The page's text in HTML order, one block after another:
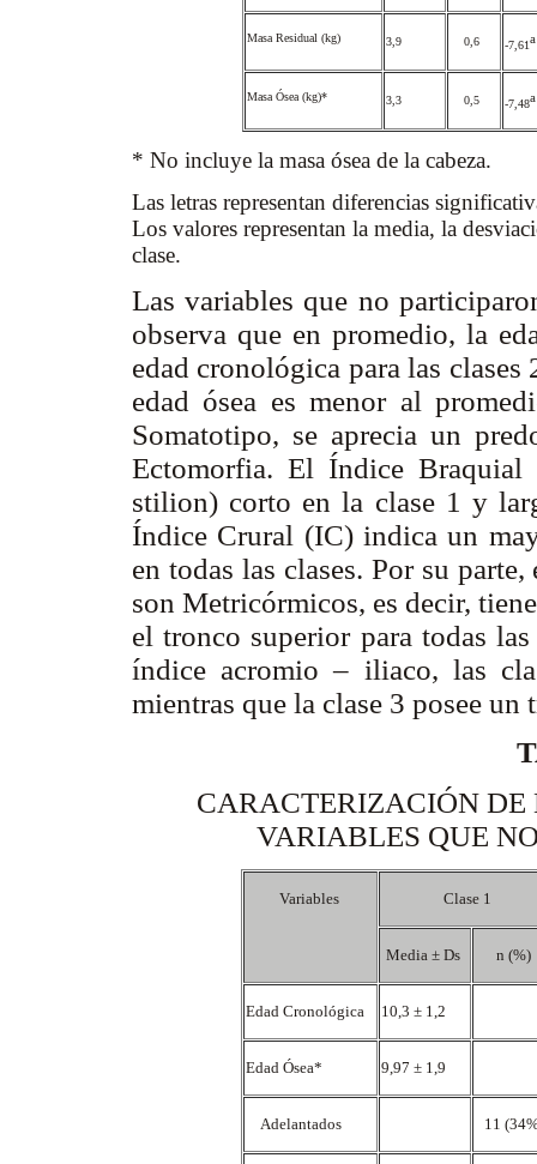
Masa Residual (kg) 3,9 0,6 -7,61a
Masa Ósea (kg)* 3,3 0,5 -7,48a
* No incluye la masa ósea de la cabeza.
Las letras representan diferencias
Los valores representan la media, la
clase.
Las variables que no
observa que en promedio, la
edad cronológica para las
edad ósea es menor al
Somatotipo, se aprecia un
Ectomorfia. El Índice
stilion) corto en la clase 1 y
Índice Crural (IC) indica un
en todas las clases. Por su
son Metricórmicos, es decir,
el tronco superior para todas
índice acromio – iliaco, las
mientras que la clase 3 posee
CARACTERIZACIÓN DE
VARIABLES QUE
Variables Clase 1
Media ± Ds n (%)
Edad Cronológica 10,3 ± 1,2
Edad Ósea* 9,97 ± 1,9
Adelantados 11